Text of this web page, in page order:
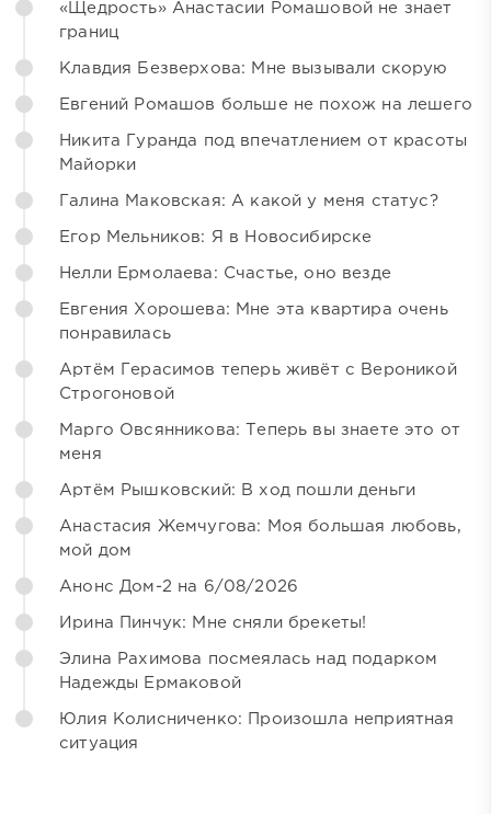
«Щедрость» Анастасии Ромашовой не знает
границ
Клавдия Безверхова: Мне вызывали скорую
Евгений Ромашов больше не похож на лешего
Никита Гуранда под впечатлением от красоты
Майорки
Галина Маковская: А какой у меня статус?
Егор Мельников: Я в Новосибирске
Нелли Ермолаева: Счастье, оно везде
Евгения Хорошева: Мне эта квартира очень
понравилась
Артём Герасимов теперь живёт с Вероникой
Строгоновой
Марго Овсянникова: Теперь вы знаете это от
меня
Артём Рышковский: В ход пошли деньги
Анастасия Жемчугова: Моя большая любовь,
мой дом
Анонс Дом-2 на 6/08/2026
Ирина Пинчук: Мне сняли брекеты!
Элина Рахимова посмеялась над подарком
Надежды Ермаковой
Юлия Колисниченко: Произошла неприятная
ситуация